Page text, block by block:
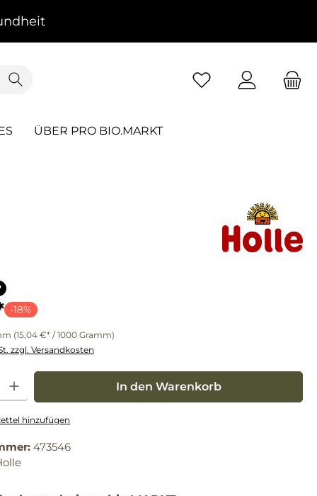
ÜBER PRO BIO.MARKT
-18%
(15,04 €* / 1000 Gramm)
zzgl. Versandkosten
Gib den gewünschten Wert ein oder benutze die Schaltflächen um die
In den Warenkorb
hinzufügen
473546